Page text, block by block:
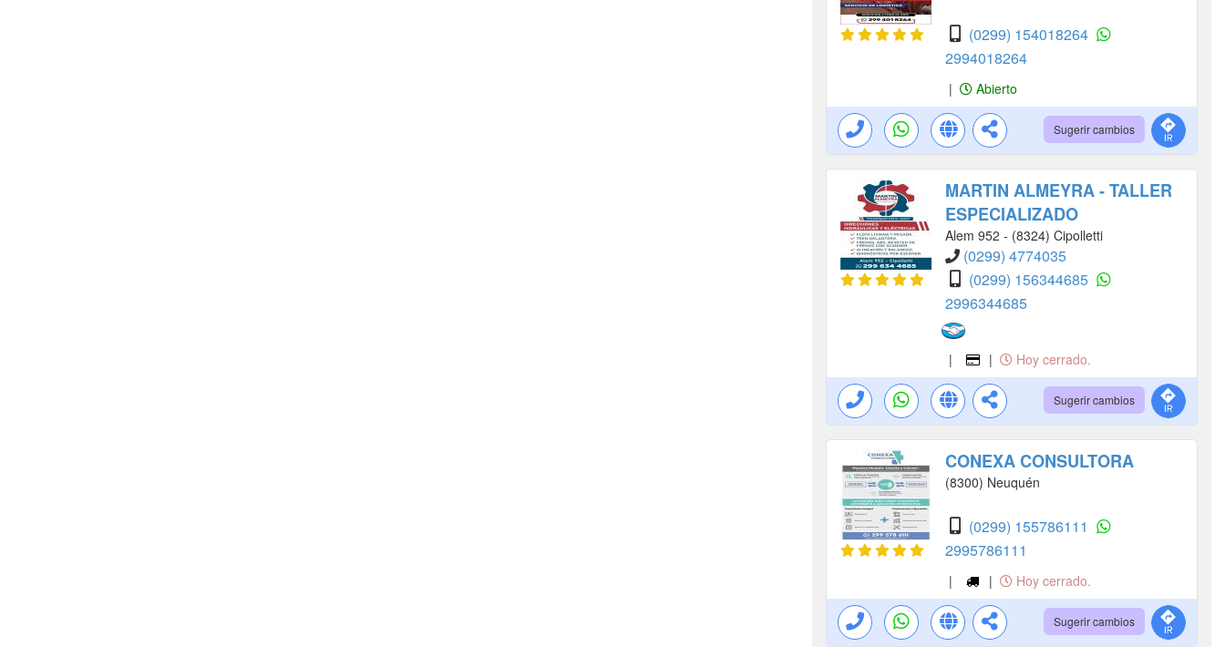
(0299) 154018264
2994018264
| Abierto
Sugerir cambios
MARTIN ALMEYRA - TALLER
ESPECIALIZADO
Alem 952 - (8324) Cipolletti
(0299) 4774035
(0299) 156344685
2996344685
| | Hoy cerrado.
Sugerir cambios
CONEXA CONSULTORA
(8300) Neuquén
(0299) 155786111
2995786111
| | Hoy cerrado.
Sugerir cambios